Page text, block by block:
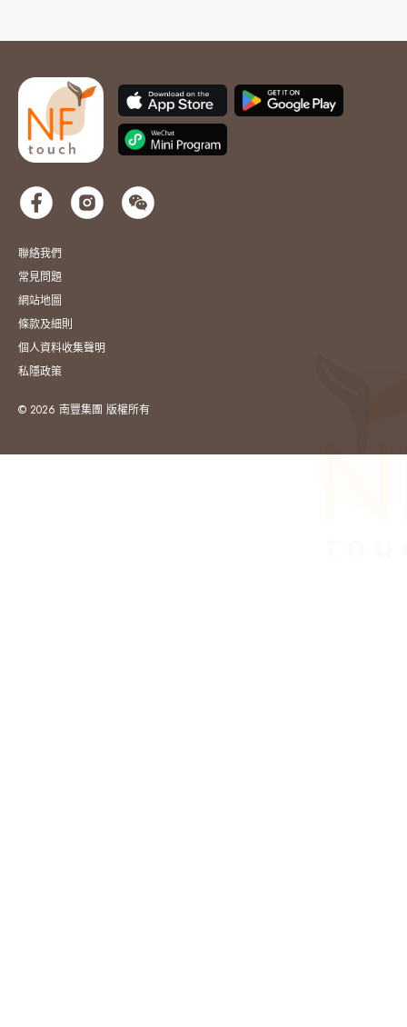
聯絡我們
常見問題
網站地圖
條款及細則
個人資料收集聲明
私隱政策
© 2026 南豐集團 版權所有